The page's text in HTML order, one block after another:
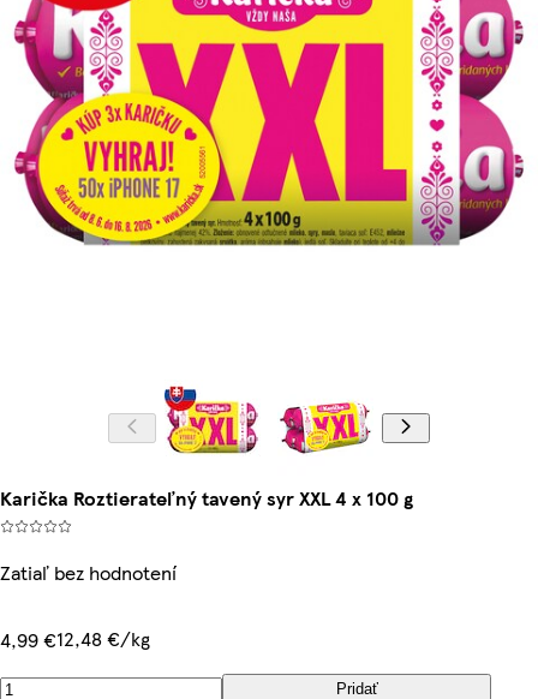
Karička Roztierateľný tavený syr XXL 4 x 100 g
Zatiaľ bez hodnotení
4,99 €12,48 €/kg
Pridať